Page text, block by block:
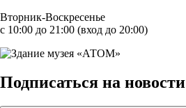
Вторник-Воскресенье
с 10:00 до 21:00 (вход до 20:00)
Подписаться на новости